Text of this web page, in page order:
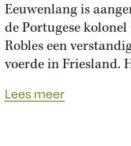
Eeuwenlang is
de Portugese kolonel
Robles een
voerde in Friesland.
geholpen hun dijken
Lees meer